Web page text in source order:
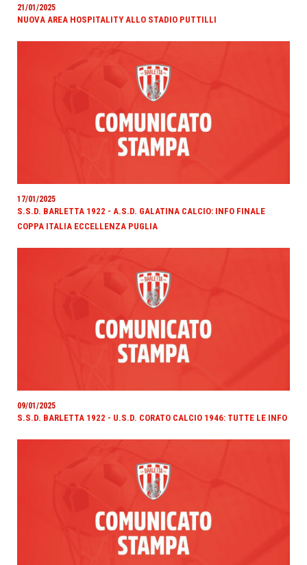
21/01/2025
NUOVA AREA HOSPITALITY ALLO STADIO PUTTILLI
17/01/2025
S.S.D. BARLETTA 1922 - A.S.D. GALATINA CALCIO: INFO FINALE
COPPA ITALIA ECCELLENZA PUGLIA
09/01/2025
S.S.D. BARLETTA 1922 - U.S.D. CORATO CALCIO 1946: TUTTE LE INFO